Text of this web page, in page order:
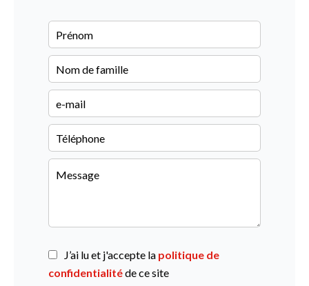
J’ai lu et j'accepte la politique de
confidentialitéde ce site